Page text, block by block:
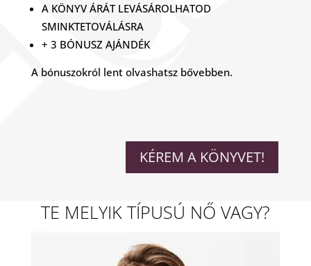
A KÖNYV ÁRÁT LEVÁSÁROLHATOD
SMINKTETOVÁLÁSRA
+ 3 BÓNUSZ AJÁNDÉK
A bónuszokról lent olvashatsz bővebben.
KÉREM A KÖNYVET!
TE MELYIK TÍPUSÚ NŐ VAGY?